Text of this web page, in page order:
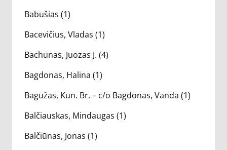
Babušias (1)
Bacevičius, Vladas (1)
Bachunas, Juozas J. (4)
Bagdonas, Halina (1)
Bagužas, Kun. Br. – c/o Bagdonas, Vanda (1)
Balčiauskas, Mindaugas (1)
Balčiūnas, Jonas (1)